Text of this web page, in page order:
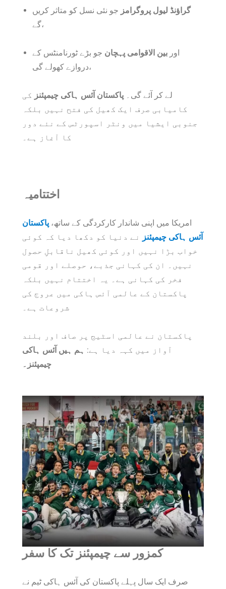
گراؤنڈ لیول پروگرامز جو نئی نسل کو متاثر کریں
گے،
اور بین الاقوامی پہچان جو بڑے ٹورنامنٹس کے
دروازے کھولے گی،
لے کر آئے گی۔ پاکستان آئس ہاکی چیمپئنز کی
کامیابی صرف ایک کھیل کی فتح نہیں بلکہ
جنوبی ایشیا میں ونٹر اسپورٹس کے نئے دور
کا آغاز ہے۔
اختتامیہ
امریکا میں اپنی شاندار کارکردگی کے ساتھ، پاکستان
آئس ہاکی چیمپئنز
نے دنیا کو دکھا دیا کہ کوئی
خواب بڑا نہیں اور کوئی کھیل ناقابلِ حصول
نہیں۔ ان کی کہانی جذبے، حوصلے اور قومی
فخر کی کہانی ہے۔ یہ اختتام نہیں بلکہ
پاکستان کے عالمی آئس ہاکی میں عروج کی
شروعات ہے۔
پاکستان نے عالمی اسٹیج پر صاف اور بلند
آواز میں کہہ دیا ہے: ہم ہیں آئس ہاکی
چیمپئنز۔
کمزور سے چیمپئنز تک کا سفر
صرف ایک سال پہلے پاکستان کی آئس ہاکی ٹیم نے